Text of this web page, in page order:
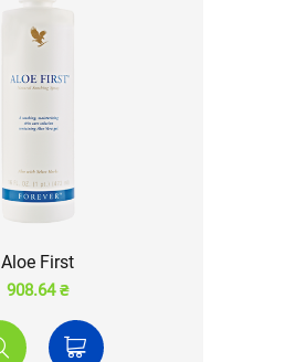
Aloe First
908.64 ₴